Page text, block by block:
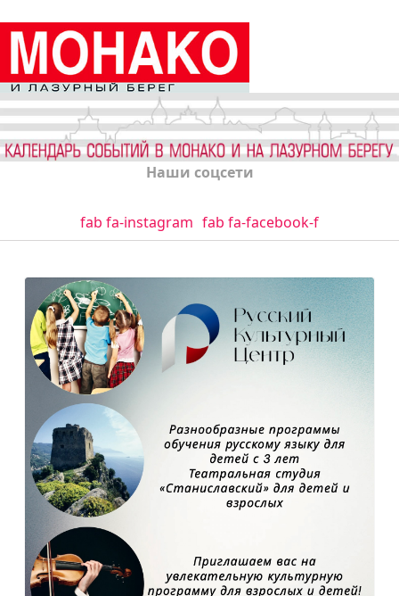
Наши соцсети
fab fa-instagram fab fa-facebook-f